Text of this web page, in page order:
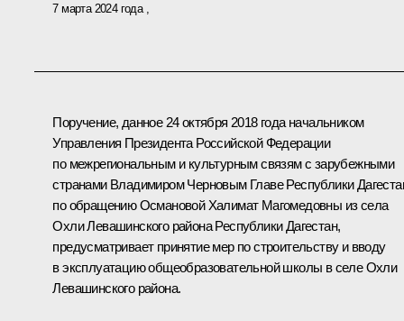
7 марта 2024 года
Поручение, данное 24 октября 2018 года начальником
Управления Президента Российской Федерации
по межрегиональным и культурным связям с зарубежными
странами Владимиром Черновым Главе Республики
по обращению Османовой Халимат Магомедовны из села
Охли Левашинского района Республики Дагестан,
предусматривает принятие мер по строительству и вводу
в эксплуатацию общеобразовательной школы в селе Охли
Левашинского района.